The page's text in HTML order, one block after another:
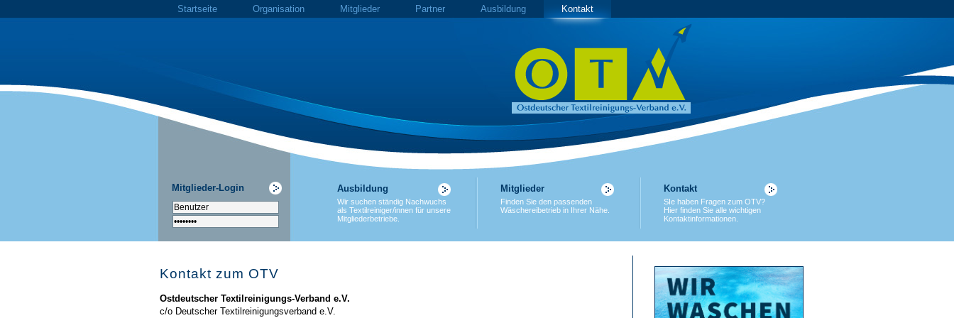
Startseite Organisation Mitglieder Partner Ausbildung Kontakt
Mitglieder-Login
Kontakt zum OTV
Ostdeutscher Textilreinigungs-Verband e.V.
c/o Deutscher Textilreinigungsverband e.V.
Ausbildung
Wir suchen ständig Nachwuchs
als Textilreiniger/innen für unsere
Mitgliederbetriebe.
Mitglieder
Finden Sie den passenden
Wäschereibetrieb in Ihrer Nähe.
Kontakt
SIe haben Fragen zum OTV?
Hier finden Sie alle wichtigen
Kontaktinformationen.